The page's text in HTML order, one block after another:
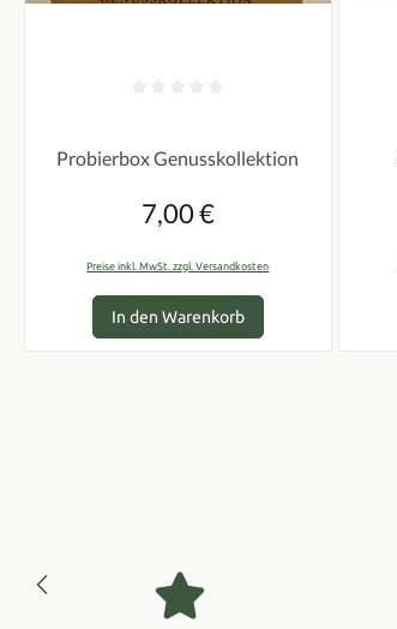
Probierbox Genusskollektion
Regulärer Preis:
7,00 €
Preise inkl. MwSt. zzgl. Versandkosten
In den Warenkorb